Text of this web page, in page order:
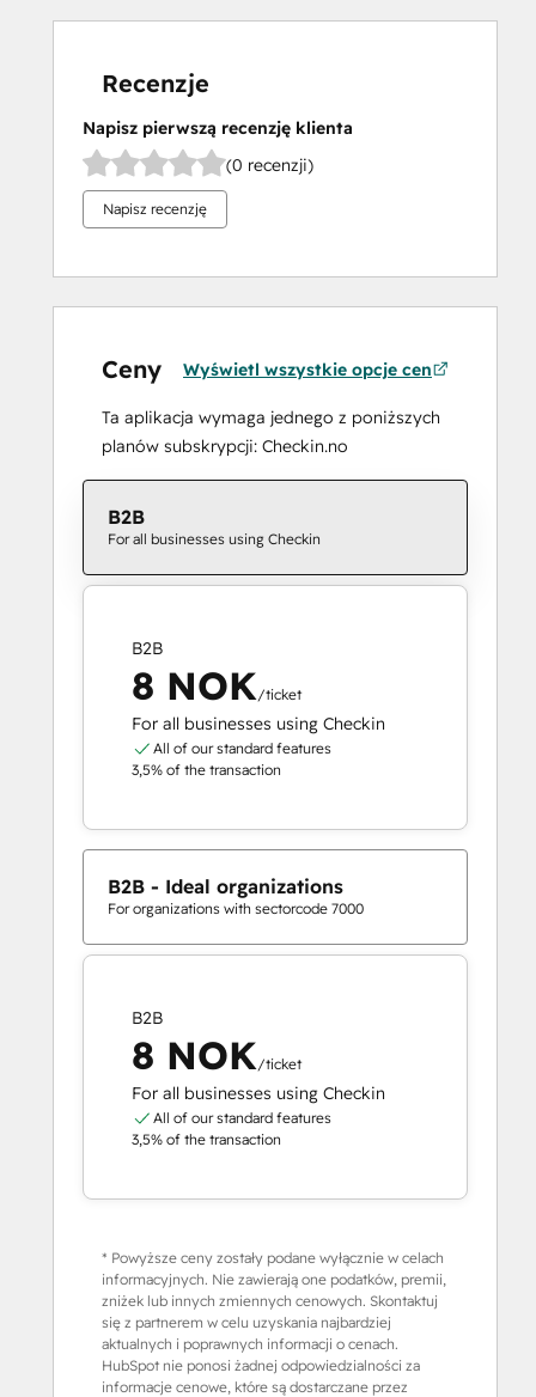
Recenzje
Napisz pierwszą recenzję klienta
(0 recenzji)
Napisz recenzję
Ceny Wyświetl wszystkie opcje cen
Ta aplikacja wymaga jednego z poniższych
planów subskrypcji: Checkin.no
B2B
For all businesses using Checkin
B2B
8 NOK/ticket
For all businesses using Checkin
All of our standard features
3,5% of the transaction
B2B - Ideal organizations
For organizations with sectorcode 7000
B2B
8 NOK/ticket
For all businesses using Checkin
All of our standard features
3,5% of the transaction
* Powyższe ceny zostały podane wyłącznie w celach
informacyjnych. Nie zawierają one podatków, premii,
zniżek lub innych zmiennych cenowych. Skontaktuj
się z partnerem w celu uzyskania najbardziej
aktualnych i poprawnych informacji o cenach.
HubSpot nie ponosi żadnej odpowiedzialności za
informacje cenowe, które są dostarczane przez